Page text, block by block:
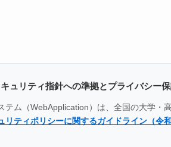
キュリティ指針への準拠とプライバシー保
テム（WebApplication）は、全国の大学・
リティポリシーに関するガイドライン（令